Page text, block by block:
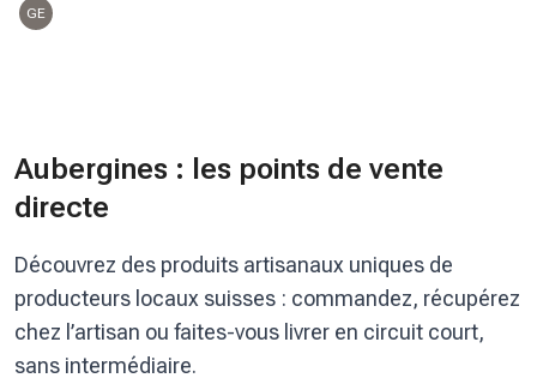
GE
Aubergines : les points de vente
directe
Découvrez des produits artisanaux uniques de
producteurs locaux suisses : commandez, récupérez
chez l’artisan ou faites-vous livrer en circuit court,
sans intermédiaire.